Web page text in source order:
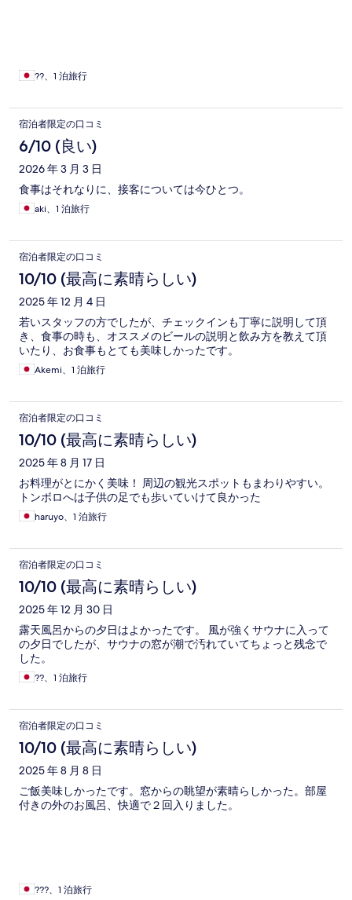
??、1 泊旅行
宿泊者限定の口コミ
6/10 (良い)
2026 年 3 月 3 日
食事はそれなりに、接客については今ひとつ。
aki、1 泊旅行
宿泊者限定の口コミ
10/10 (最高に素晴らしい)
2025 年 12 月 4 日
若いスタッフの方でしたが、チェックインも丁寧に説明して頂
き、食事の時も、オススメのビールの説明と飲み方を教えて頂
いたり、お食事もとても美味しかったです。
Akemi、1 泊旅行
宿泊者限定の口コミ
10/10 (最高に素晴らしい)
2025 年 8 月 17 日
お料理がとにかく美味！ 周辺の観光スポットもまわりやすい。
トンボロへは子供の足でも歩いていけて良かった
haruyo、1 泊旅行
宿泊者限定の口コミ
10/10 (最高に素晴らしい)
2025 年 12 月 30 日
露天風呂からの夕日はよかったです。 風が強くサウナに入って
の夕日でしたが、サウナの窓が潮で汚れていてちょっと残念で
した。
??、1 泊旅行
宿泊者限定の口コミ
10/10 (最高に素晴らしい)
2025 年 8 月 8 日
ご飯美味しかったです。窓からの眺望が素晴らしかった。部屋
付きの外のお風呂、快適で２回入りました。
???、1 泊旅行